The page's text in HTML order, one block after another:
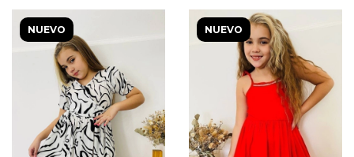
NUEVO NUEVO